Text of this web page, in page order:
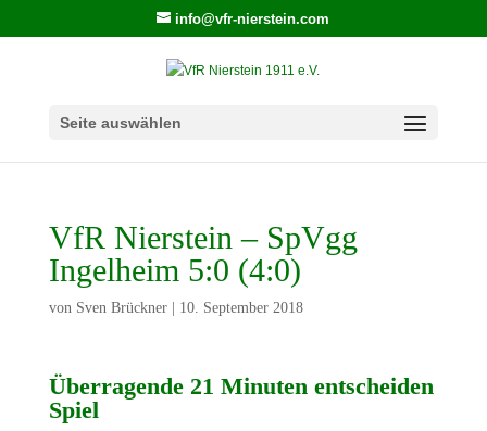
info@vfr-nierstein.com
Seite auswählen
VfR Nierstein – SpVgg
Ingelheim 5:0 (4:0)
von Sven Brückner| 10. September 2018
Überragende 21 Minuten entscheiden
Spiel